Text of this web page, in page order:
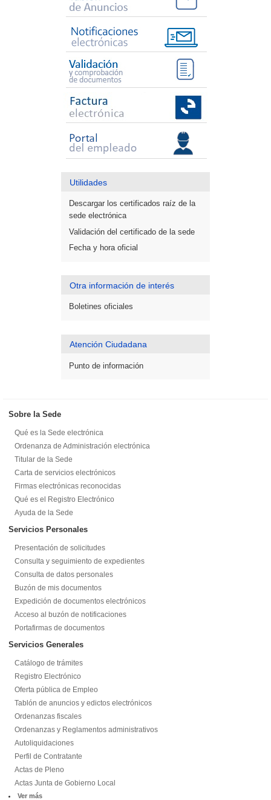
Utilidades
Descargar los certificados raíz de la
sede electrónica
Validación del certificado de la sede
Fecha y hora oficial
Otra información de interés
Boletines oficiales
Atención Ciudadana
Punto de información
Sobre la Sede
Qué es la Sede electrónica
Ordenanza de Administración electrónica
Titular de la Sede
Carta de servicios electrónicos
Firmas electrónicas reconocidas
Qué es el Registro Electrónico
Ayuda de la Sede
Servicios Personales
Presentación de solicitudes
Consulta y seguimiento de expedientes
Consulta de datos personales
Buzón de mis documentos
Expedición de documentos electrónicos
Acceso al buzón de notificaciones
Portafirmas de documentos
Servicios Generales
Catálogo de trámites
Registro Electrónico
Oferta pública de Empleo
Tablón de anuncios y edictos electrónicos
Ordenanzas fiscales
Ordenanzas y Reglamentos administrativos
Autoliquidaciones
Perfil de Contratante
Actas de Pleno
Actas Junta de Gobierno Local
Ver más